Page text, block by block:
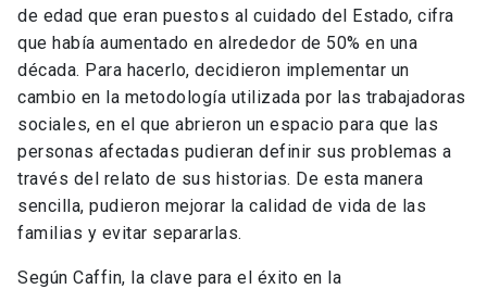
de edad que eran puestos al cuidado del Estado, cifra
que había aumentado en alrededor de 50% en una
década. Para hacerlo, decidieron implementar un
cambio en la metodología utilizada por las trabajadoras
sociales, en el que abrieron un espacio para que las
personas afectadas pudieran definir sus problemas a
través del relato de sus historias. De esta manera
sencilla, pudieron mejorar la calidad de vida de las
familias y evitar separarlas.
Según Caffin, la clave para el éxito en la